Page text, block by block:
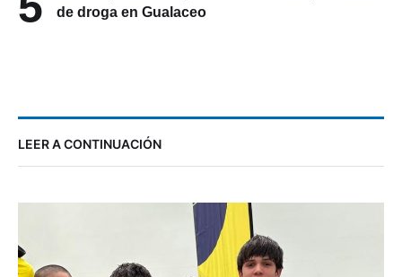
de droga en Gualaceo
LEER A CONTINUACIÓN